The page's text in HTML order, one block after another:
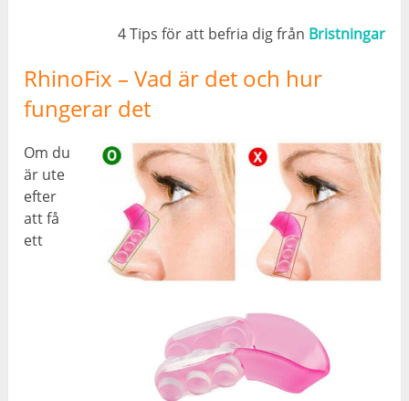
4 Tips för att befria dig från Bristningar
RhinoFix – Vad är det och hur
fungerar det
Om du
är ute
efter
att få
ett